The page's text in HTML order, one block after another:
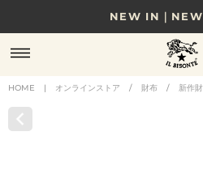
NEW IN｜
8/17(月)10時まで｜税込
贈る相手やシーンから選べ
HOME | オンラインストア / 財布 / 新作